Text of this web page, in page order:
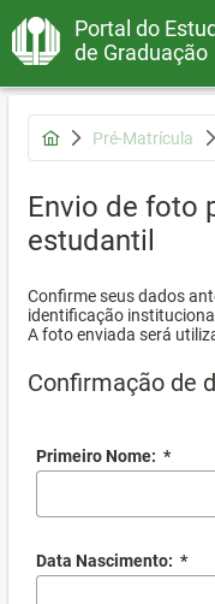
Portal do
de Graduação
Pré-Matrícula
Envio de foto
estudantil
Confirme seus dados
identificação
A foto enviada será
Confirmação de
Primeiro Nome: *
Data Nascimento: *